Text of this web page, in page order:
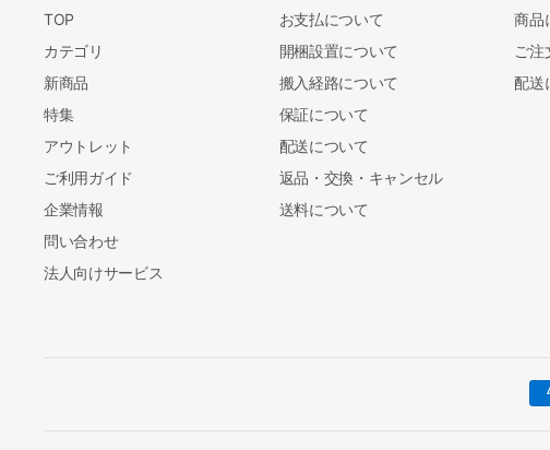
TOP
カテゴリ
新商品
特集
アウトレット
ご利用ガイド
企業情報
問い合わせ
法人向けサービス
お支払について
開梱設置について
搬入経路について
保証について
配送について
返品・交換・キャンセル
送料について
商品
ご注
配送